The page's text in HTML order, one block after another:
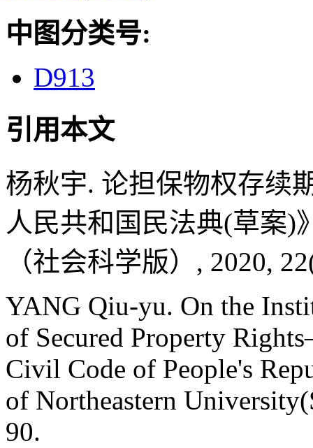
中图分类号:
D913
引用本文
杨秋宇. 论担保物权存
人民共和国民法典(草案)
（社会科学版）, 2020,
YANG Qiu-yu. On the
of Secured Property
Civil Code of People's
of Northeastern
90.